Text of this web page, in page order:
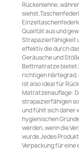
Rückenlehne,
Qualität aus und
Strapazierfähigkeit
effektiv die durch
Geräusche und
Bettmatratze bietet
richtigen
ist also ideal für
Matratzenauflage:
strapazierfähigen
und fühlt sich daher
hygienischen
werden, wenn die
wurde.Jedes
Verpackung für